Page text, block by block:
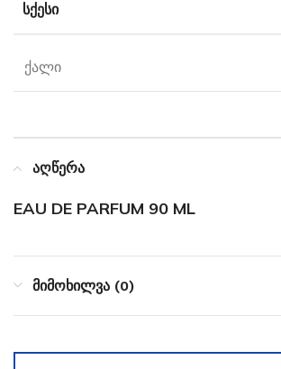
ᲡᲥᲔᲡᲘ
ქალი
აღწერა
EAU DE PARFUM 90 ML
მიმოხილვა (0)